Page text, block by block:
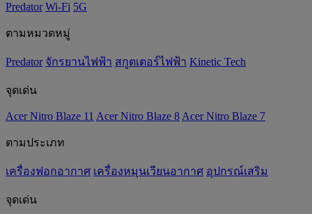
Predator Wi-Fi 5G
ตามหมวดหมู่
Predator จักรยานไฟฟ้า สกูตเตอร์ไฟฟ้า Kinetic Tech
จุดเด่น
Acer Nitro Blaze 11 Acer Nitro Blaze 8 Acer Nitro Blaze 7
ตามประเภท
เครื่องฟอกอากาศ เครื่องหมุนเวียนอากาศ อุปกรณ์เสริม
จุดเด่น